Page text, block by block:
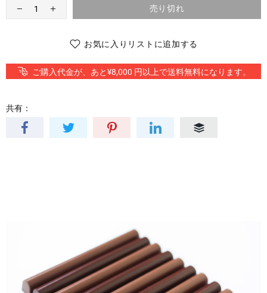
売り切れ
お気に入りリストに追加する
ご購入代金が、あと¥8,000 円以上で送料無料になります。
共有：